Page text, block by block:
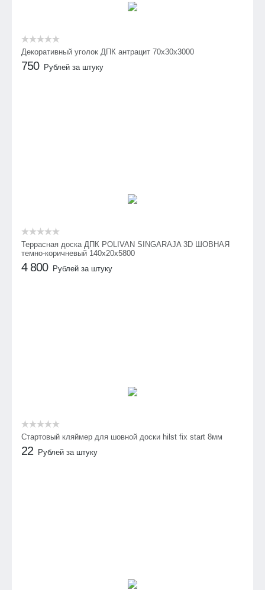
Декоративный уголок ДПК антрацит 70х30х3000
750 Рублей за штуку
Террасная доска ДПК POLIVAN SINGARAJA 3D ШОВНАЯ
темно-коричневый 140х20х5800
4 800 Рублей за штуку
Стартовый кляймер для шовной доски hilst fix start 8мм
22 Рублей за штуку